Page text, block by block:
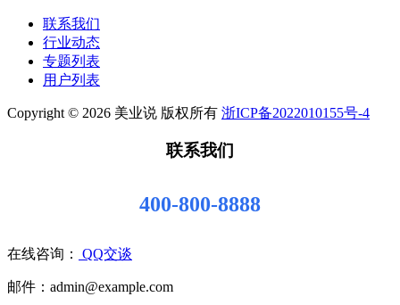
联系我们
行业动态
专题列表
用户列表
Copyright © 2026 美业说 版权所有 浙ICP备2022010155号-4
联系我们
400-800-8888
在线咨询： QQ交谈
邮件：admin@example.com